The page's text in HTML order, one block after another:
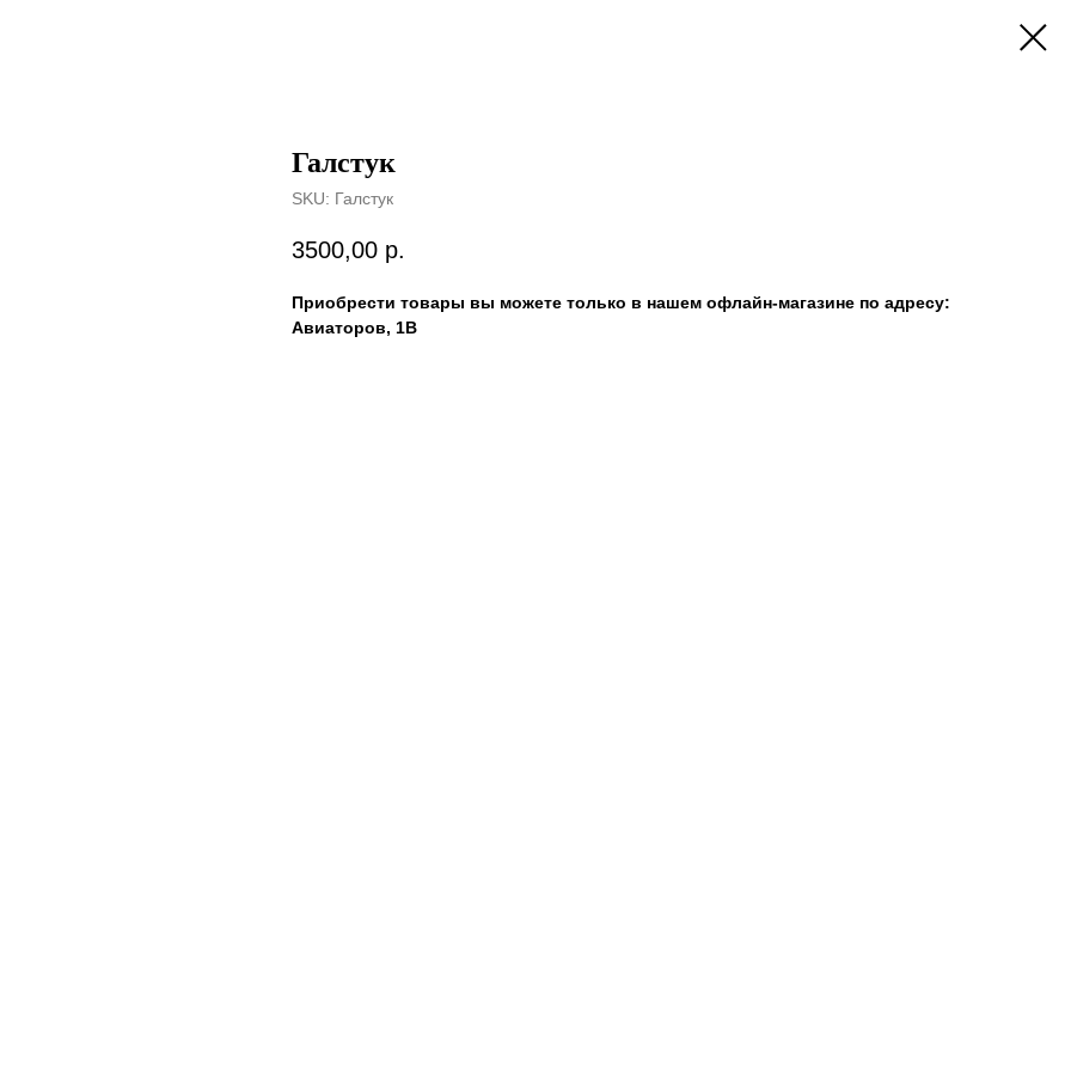
Галстук
SKU: Галстук
3500,00 р.
Приобрести товары вы можете только в нашем офлайн-магазине по адресу:
Авиаторов, 1В